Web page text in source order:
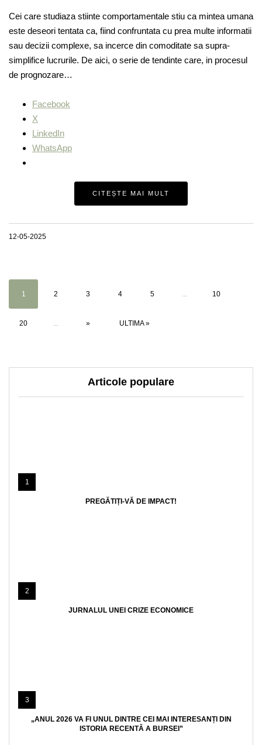
Cei care studiaza stiinte comportamentale stiu ca mintea umana
este deseori tentata ca, fiind confruntata cu prea multe informatii
sau decizii complexe, sa incerce din comoditate sa supra-
simplifice lucrurile. De aici, o serie de tendinte care, in procesul
de prognozare…
Facebook
X
LinkedIn
WhatsApp
CITEȘTE MAI MULT
12-05-2025
1 2 3 4 5 10
20 » ULTIMA »
Articole populare
1
PREGĂTIȚI-VĂ DE IMPACT!
2
JURNALUL UNEI CRIZE ECONOMICE
3
„ANUL 2026 VA FI UNUL DINTRE CEI MAI INTERESANȚI DIN
ISTORIA RECENTĂ A BURSEI”